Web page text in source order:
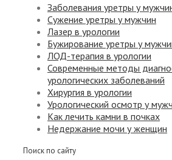
Заболевания уретры у
Сужение уретры у мужчин
Лазер в урологии
Бужирование уретры у
ЛОД-терапия в урологии
Современные методы
урологических заболеваний
Хирургия в урологии
Урологический осмотр у
Как лечить камни в почках
Недержание мочи у женщин
Поиск по сайту